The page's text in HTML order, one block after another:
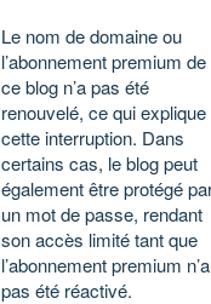
Le nom de domaine ou
l’abonnement premium de
ce blog n’a pas été
renouvelé, ce qui explique
cette interruption. Dans
certains cas, le blog peut
également être protégé
un mot de passe, rendant
son accès limité tant que
l’abonnement premium n’a
pas été réactivé.